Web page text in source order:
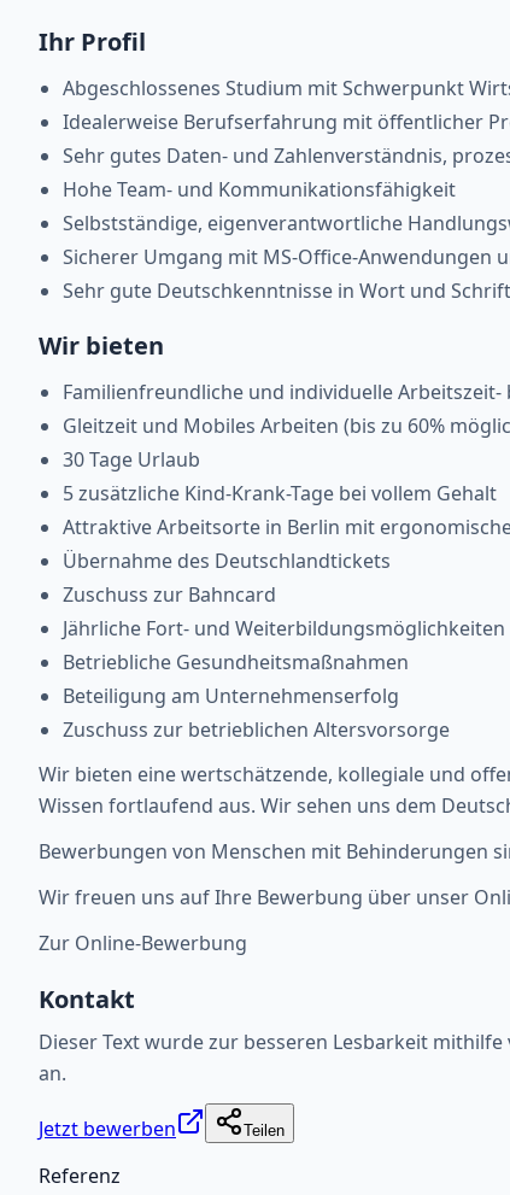
Ihr Profil
Abgeschlossenes Studium mit Schwerpunkt
Idealerweise Berufserfahrung mit öffentlicher
Sehr gutes Daten- und Zahlenverständnis,
Hohe Team- und Kommunikationsfähigkeit
Selbstständige, eigenverantwortliche
Sicherer Umgang mit MS-Office-Anwendungen
Sehr gute Deutschkenntnisse in Wort und
Wir bieten
Familienfreundliche und individuelle Arbeitszeit-
Gleitzeit und Mobiles Arbeiten (bis zu 60%
30 Tage Urlaub
5 zusätzliche Kind-Krank-Tage bei vollem Gehalt
Attraktive Arbeitsorte in Berlin mit
Übernahme des Deutschlandtickets
Zuschuss zur Bahncard
Jährliche Fort- und
Betriebliche Gesundheitsmaßnahmen
Beteiligung am Unternehmenserfolg
Zuschuss zur betrieblichen Altersvorsorge
Wir bieten eine wertschätzende, kollegiale und
Wissen fortlaufend aus. Wir sehen uns dem
Bewerbungen von Menschen mit Behinderungen
Wir freuen uns auf Ihre Bewerbung über unser
Zur Online-Bewerbung
Kontakt
Dieser Text wurde zur besseren Lesbarkeit
an.
Jetzt bewerben Teilen
Referenz